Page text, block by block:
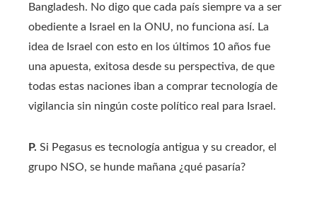
Bangladesh. No digo que cada país siempre va a ser
obediente a Israel en la ONU, no funciona así. La
idea de Israel con esto en los últimos 10 años fue
una apuesta, exitosa desde su perspectiva, de que
todas estas naciones iban a comprar tecnología de
vigilancia sin ningún coste político real para Israel.
P. Si Pegasus es tecnología antigua y su creador, el
grupo NSO, se hunde mañana ¿qué pasaría?